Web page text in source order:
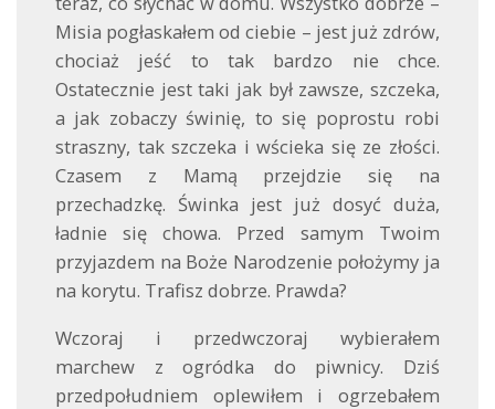
Misia pogłaskałem od ciebie – jest już zdrów,
chociaż jeść to tak bardzo nie chce.
Ostatecznie jest taki jak był zawsze, szczeka,
a jak zobaczy świnię, to się poprostu robi
straszny, tak szczeka i wścieka się ze złości.
Czasem z Mamą przejdzie się na
przechadzkę. Świnka jest już dosyć duża,
ładnie się chowa. Przed samym Twoim
przyjazdem na Boże Narodzenie położymy ja
na korytu. Trafisz dobrze. Prawda?
Wczoraj i przedwczoraj wybierałem
marchew z ogródka do piwnicy. Dziś
przedpołudniem oplewiłem i ogrzebałem